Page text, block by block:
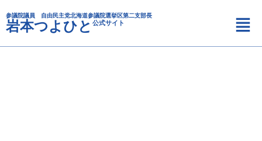
容
を
ス
参議院議員 自由民主党北海道参議院選挙区第二支部長
岩本つよひと 公式サイト
メ
ニ
ュ
テ
ゴ